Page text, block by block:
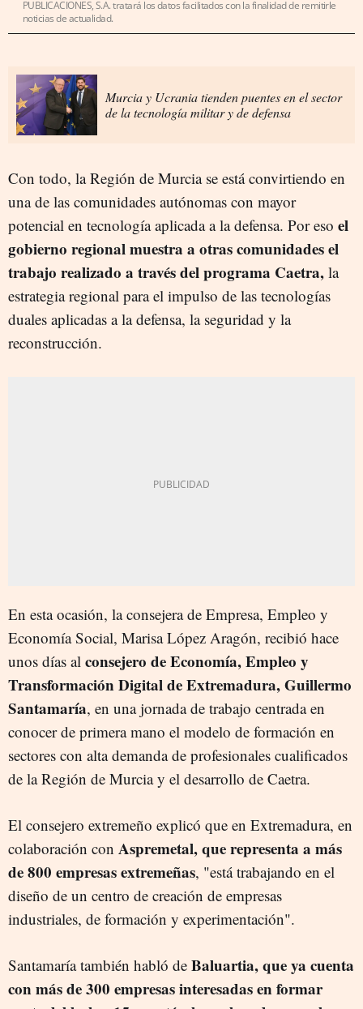
PUBLICACIONES, S.A. tratará los datos facilitados con la finalidad de remitirle
noticias de actualidad.
Murcia y Ucrania tienden puentes en el sector
de la tecnología militar y de defensa
Con todo, la Región de Murcia se está convirtiendo en
una de las comunidades autónomas con mayor
potencial en tecnología aplicada a la defensa. Por eso el
gobierno regional muestra a otras comunidades el
trabajo realizado a través del programa Caetra, la
estrategia regional para el impulso de las tecnologías
duales aplicadas a la defensa, la seguridad y la
reconstrucción.
En esta ocasión, la consejera de Empresa, Empleo y
Economía Social, Marisa López Aragón, recibió hace
unos días al consejero de Economía, Empleo y
Transformación Digital de Extremadura, Guillermo
Santamaría, en una jornada de trabajo centrada en
conocer de primera mano el modelo de formación en
sectores con alta demanda de profesionales cualificados
de la Región de Murcia y el desarrollo de Caetra.
El consejero extremeño explicó que en Extremadura, en
colaboración con Aspremetal, que representa a más
de 800 empresas extremeñas, "está trabajando en el
diseño de un centro de creación de empresas
industriales, de formación y experimentación".
Santamaría también habló de Baluartia, que ya cuenta
con más de 300 empresas interesadas en formar